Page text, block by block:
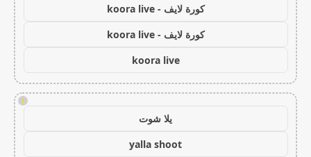
كورة لايف - koora live
كورة لايف - koora live
koora live
!
يلا شوت
yalla shoot